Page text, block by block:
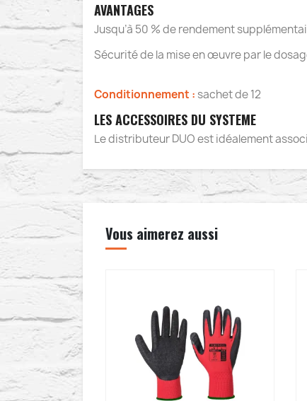
AVANTAGES
Jusqu’à 50 % de rendement
Sécurité de la mise en œuvre par le
Conditionnement : sachet de 12
LES ACCESSOIRES DU SYSTEME
Le distributeur DUO est idéalement
Vous aimerez aussi